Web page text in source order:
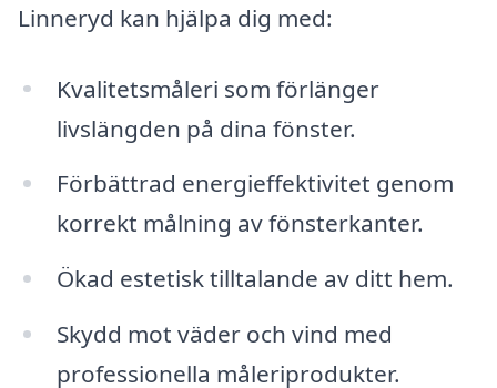
Linneryd kan hjälpa dig med:
Kvalitetsmåleri som förlänger
livslängden på dina fönster.
Förbättrad energieffektivitet genom
korrekt målning av fönsterkanter.
Ökad estetisk tilltalande av ditt hem.
Skydd mot väder och vind med
professionella måleriprodukter.